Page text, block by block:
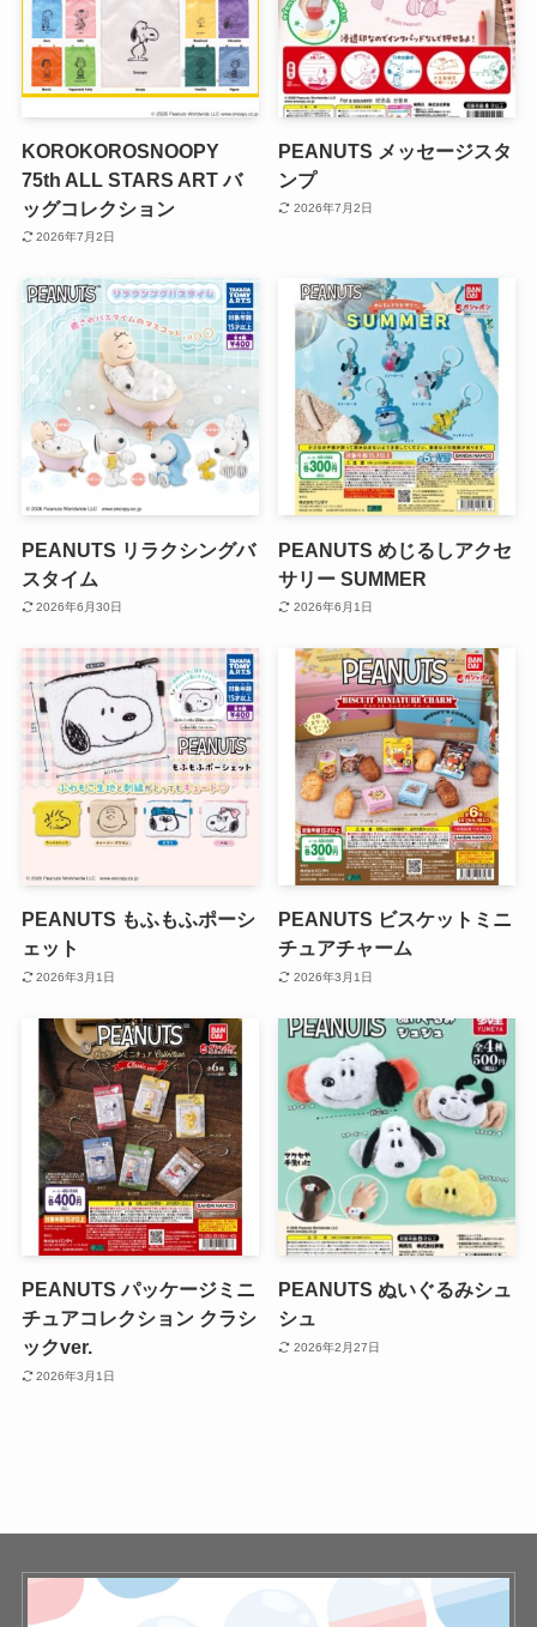
KOROKOROSNOOPY
75th ALL STARS ART バ
ッグコレクション
2026年7月2日
PEANUTS メッセージスタ
ンプ
2026年7月2日
PEANUTS リラクシングバ
スタイム
2026年6月30日
PEANUTS めじるしアクセ
サリー SUMMER
2026年6月1日
PEANUTS もふもふポーシ
ェット
2026年3月1日
PEANUTS ビスケットミニ
チュアチャーム
2026年3月1日
PEANUTS パッケージミニ
チュアコレクション クラシ
ックver.
2026年3月1日
PEANUTS ぬいぐるみシュ
シュ
2026年2月27日